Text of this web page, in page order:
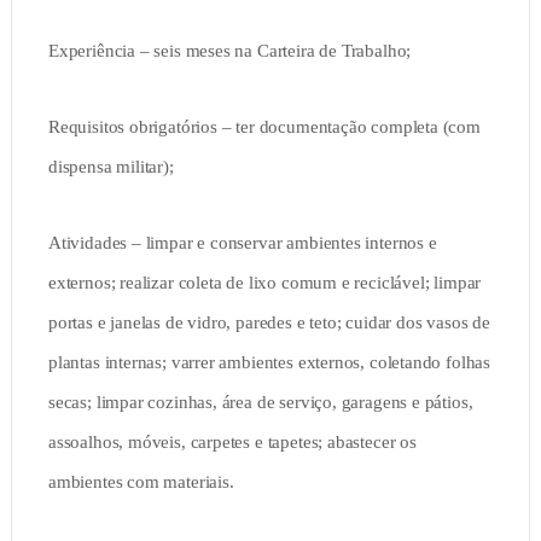
Experiência – seis meses na Carteira de Trabalho;
Requisitos obrigatórios – ter documentação completa (com
dispensa militar);
Atividades – limpar e conservar ambientes internos e
externos; realizar coleta de lixo comum e reciclável; limpar
portas e janelas de vidro, paredes e teto; cuidar dos vasos de
plantas internas; varrer ambientes externos, coletando folhas
secas; limpar cozinhas, área de serviço, garagens e pátios,
assoalhos, móveis, carpetes e tapetes; abastecer os
ambientes com materiais.